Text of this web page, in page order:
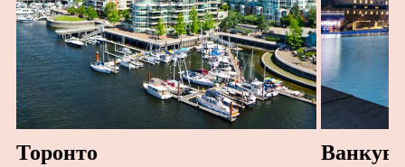
Торонто